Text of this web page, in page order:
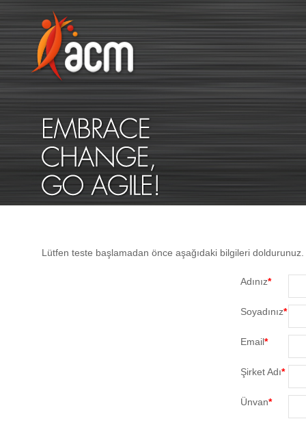
Lütfen teste başlamadan önce aşağıdaki bilgileri
Adınız*
Soyadınız*
Email*
Şirket Adı*
Ünvan*